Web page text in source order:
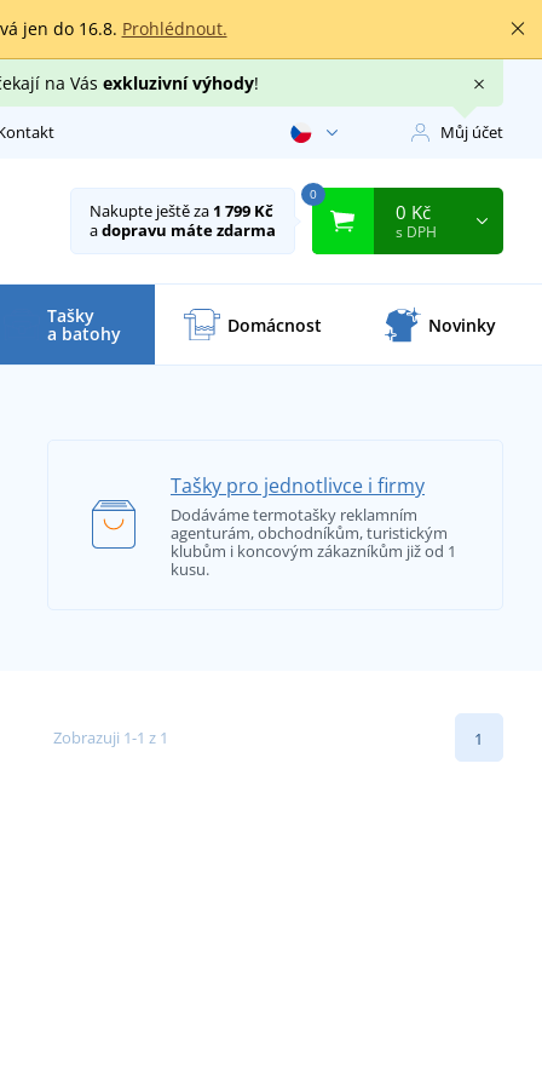
jen do 16.8. Prohlédnout.
na Vás exkluzivní výhody!
Můj účet
Nakupte ještě za 1 799 Kč
adopravu máte zdarma
0
0 Kč
s DPH
Tašky
a batohy Domácnost Novinky
Tašky pro jednotlivce i firmy
Dodáváme termotašky reklamním
agenturám, obchodníkům, turistickým
klubům i koncovým zákazníkům již od 1
kusu.
Zobrazuji 1-1 z 1 1